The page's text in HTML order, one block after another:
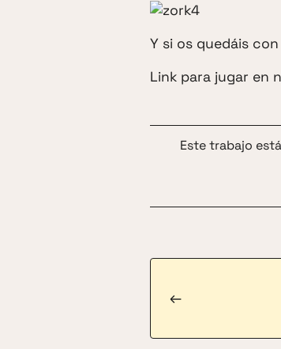
Y si os quedáis
Link para jugar en
Este trabajo
←